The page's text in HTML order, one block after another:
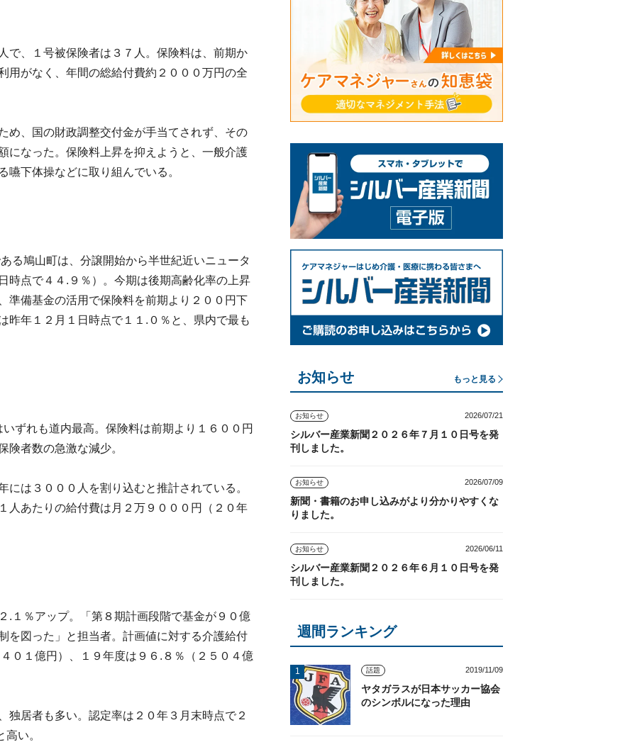
、１号被保険者は３７人。保険料は、前期か
用がなく、年間の総給付費約２０００万円の全
、国の財政調整交付金が手当てされず、その
になった。保険料上昇を抑えようと、一般介護
下体操などに取り組んでいる。
る鳩山町は、分譲開始から半世紀近いニュータ
時点で４４.９％）。今期は後期高齢化率の上昇
準備基金の活用で保険料を前期より２００円下
昨年１２月１日時点で１１.０％と、県内で最も
ずれも道内最高。保険料は前期より１６００円
険者数の急激な減少。
は３０００人を割り込むと推計されている。
人あたりの給付費は月２万９０００円（２０年
１％アップ。「第８期計画段階で基金が９０億
を図った」と担当者。計画値に対する介護給付
０１億円）、１９年度は９６.８％（２５０４億
居者も多い。認定率は２０年３月末時点で２
い。
お知らせ もっと見る
お知らせ 2026/07/21
シルバー産業新聞２０２６年７月１０日号を発
刊しました。
お知らせ 2026/07/09
新聞・書籍のお申し込みがより分かりやすくな
りました。
お知らせ 2026/06/11
シルバー産業新聞２０２６年６月１０日号を発
刊しました。
週間ランキング
話題 2019/11/09
ヤタガラスが日本サッカー協会
のシンボルになった理由